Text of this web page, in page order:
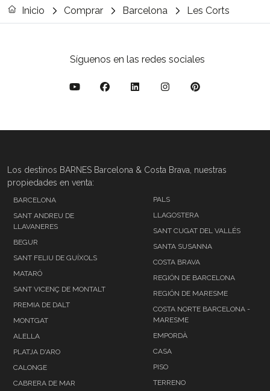
Inicio Comprar Barcelona Les Corts
Síguenos en las redes sociales
Los destinos BARNES Barcelona & Costa Brava, nuestras
propiedades en venta:
BARCELONA
SANT ANDREU DE
LLAVANERES
BEGUR
SANT FELIU DE GUÍXOLS
MATARÓ
SANT VICENÇ DE MONTALT
PREMIA DE DALT
MONTGAT
ALELLA
PLATJA D'ARO
CALONGE
CABRERA DE MAR
PALS
LLAGOSTERA
SANT CUGAT DEL VALLÉS
SANTA SUSANNA
COSTA BRAVA
REGIÓN DE BARCELONA
REGIÓN DE MARESME
COSTA NORTE BARCELONA -
MARESME
EMPORDÀ
CASA
PISO
TERRENO